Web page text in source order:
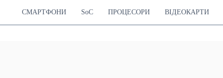
СМАРТФОНИ SoC ПРОЦЕСОРИ ВІДЕОКАРТИ